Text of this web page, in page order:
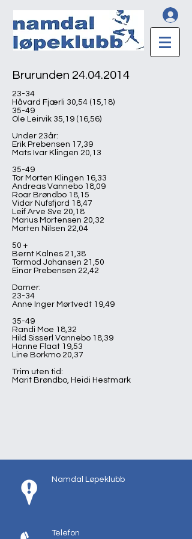
Brurunden 24.04.2014
23-34
Håvard Fjærli 30,54 (15,18)
35-49
Ole Leirvik 35,19 (16,56)
Under 23år:
Erik Prebensen 17,39
Mats Ivar Klingen 20,13
35-49
Tor Morten Klingen 16,33
Andreas Vannebo 18,09
Roar Brøndbo 18,15
Vidar Nufsfjord 18,47
Leif Arve Sve 20,18
Marius Mortensen 20,32
Morten Nilsen 22,04
50 +
Bernt Kalnes 21,38
Tormod Johansen 21,50
Einar Prebensen 22,42
Damer:
23-34
Anne Inger Mørtvedt 19,49
35-49
Randi Moe 18,32
Hild Sisserl Vannebo 18,39
Hanne Flaat 19,53
Line Borkmo 20,37
Trim uten tid:
Marit Brøndbo, Heidi Hestmark
Namdal Løpeklubb
Telefon